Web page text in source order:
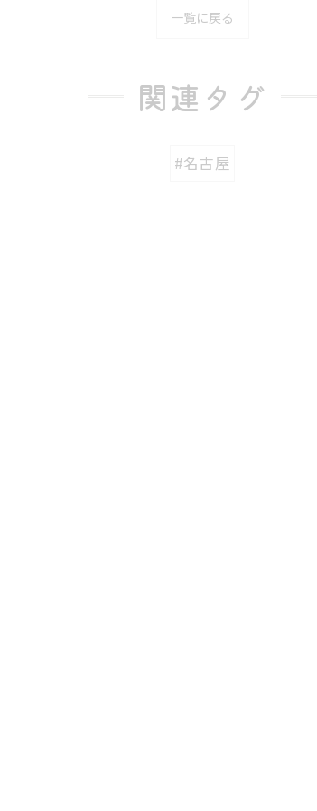
一覧に戻る
関連タグ
#名古屋